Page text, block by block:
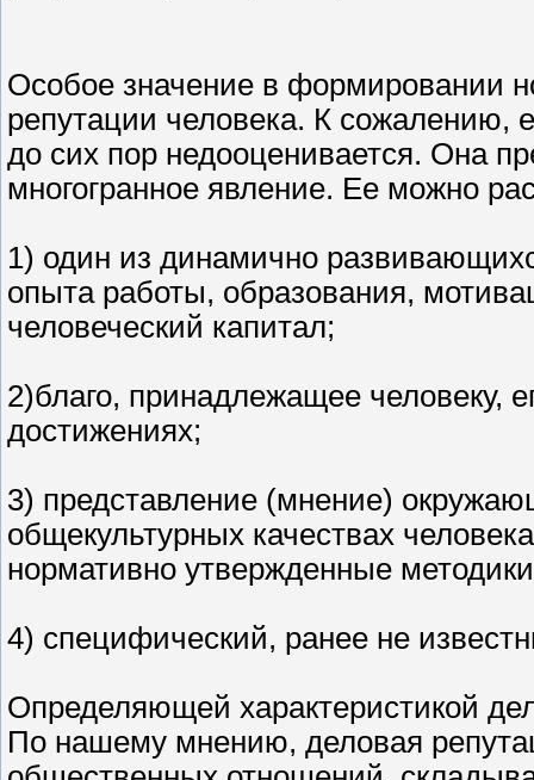
Особое значение в формировании
репутации человека. К сожалению,
до сих пор недооценивается. Она
многогранное явление. Ее можно
1) один из динамично
опыта работы, образования,
человеческий капитал;
2)благо, принадлежащее человеку,
достижениях;
3) представление (мнение)
общекультурных качествах
нормативно утвержденные
4) специфический, ранее не
Определяющей характеристикой
По нашему мнению, деловая